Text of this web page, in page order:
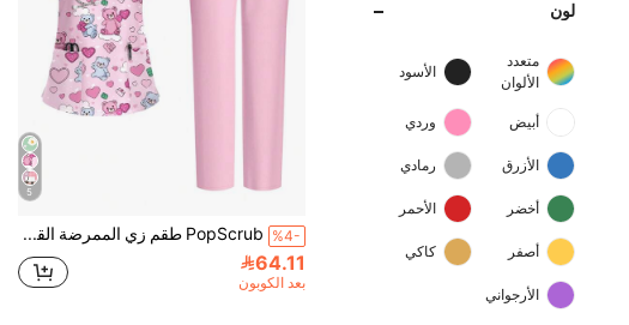
لون
متعدد
الألوان
الأسود
أبيض وردي
الأزرق رمادي
أخضر الأحمر
أصفر كاكي
الأرجواني
5
%4- PopScrub طقم زي الممرضة القصير الأكمام بجيب وطبعة قلب الدب الكرتوني الجميل للنساء
64.11
بعد الكوبون